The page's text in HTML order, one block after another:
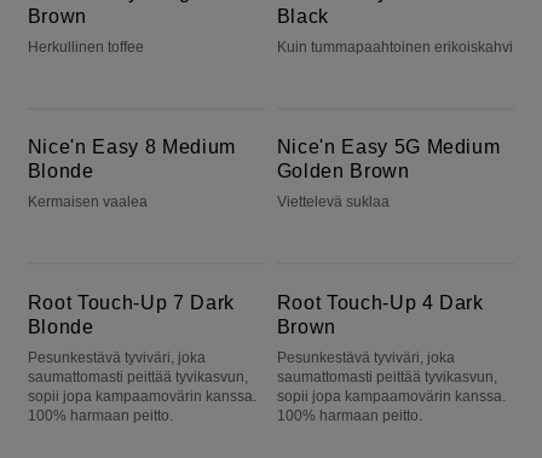
Brown
Herkullinen toffee
Black
Kuin tummapaahtoinen erikoiskahvi
Nice'n Easy 8 Medium
Blonde
Kermaisen vaalea
Nice'n Easy 5G Medium
Golden Brown
Viettelevä suklaa
Root Touch-Up 7 Dark
Blonde
Pesunkestävä tyviväri, joka
saumattomasti peittää tyvikasvun,
sopii jopa kampaamovärin kanssa.
100% harmaan peitto.
Root Touch-Up 4 Dark
Brown
Pesunkestävä tyviväri, joka
saumattomasti peittää tyvikasvun,
sopii jopa kampaamovärin kanssa.
100% harmaan peitto.